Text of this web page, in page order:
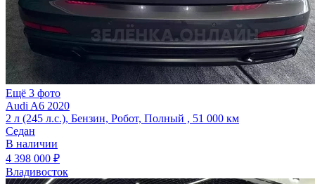
Ещё 3 фото
Audi A6 2020
2 л (245 л.с.), Бензин, Робот, Полный , 51 000 км
Седан
В наличии
4 398 000 ₽
Владивосток